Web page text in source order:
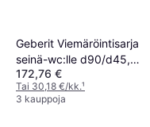
Geberit Viemäröintisarja
seinä-wc:lle d90/d45,
epäkeskeinen
172,76 €
Tai 30,18 €/kk.¹
3 kauppoja